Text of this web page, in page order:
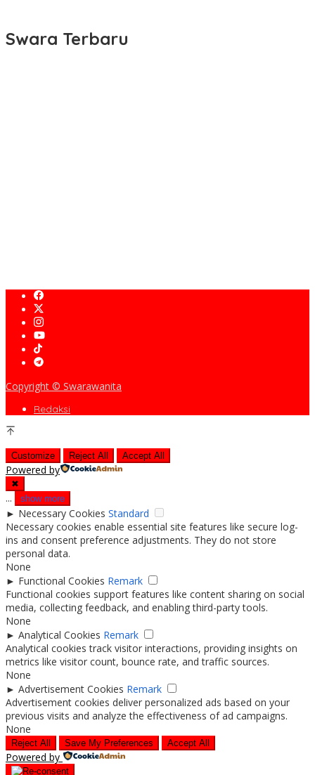
Swara Terbaru
Copyright © Swarawanita
Redaksi
Customize Reject All Accept All
Powered by
✖
... show more
► Necessary Cookies Standard
Necessary cookies enable essential site features like secure log-
ins and consent preference adjustments. They do not store
personal data.
None
► Functional Cookies Remark
Functional cookies support features like content sharing on social
media, collecting feedback, and enabling third-party tools.
None
► Analytical Cookies Remark
Analytical cookies track visitor interactions, providing insights on
metrics like visitor count, bounce rate, and traffic sources.
None
► Advertisement Cookies Remark
Advertisement cookies deliver personalized ads based on your
previous visits and analyze the effectiveness of ad campaigns.
None
Reject All Save My Preferences Accept All
Powered by